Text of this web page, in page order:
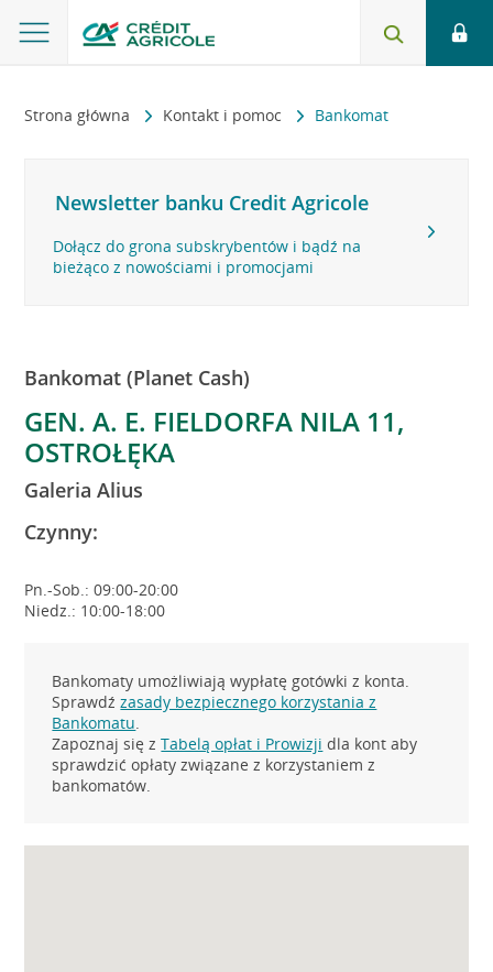
Strona główna Kontakt i pomoc Bankomat
Newsletter banku Credit Agricole
Dołącz do grona subskrybentów i bądź na
bieżąco z nowościami i promocjami
Bankomat (Planet Cash)
GEN. A. E. FIELDORFA NILA 11,
OSTROŁĘKA
Galeria Alius
Czynny:
Pn.-Sob.: 09:00-20:00
Niedz.: 10:00-18:00
Bankomaty umożliwiają wypłatę gotówki z konta.
Sprawdźzasady bezpiecznego korzystania z
Bankomatu.
Zapoznaj się zTabelą opłat i Prowizji dla kont aby
sprawdzić opłaty związane z korzystaniem z
bankomatów.